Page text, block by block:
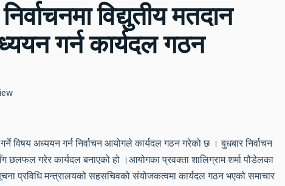
विद्युतीय मतदान
गर्न कार्यदल गठन
विषय अध्ययन गर्न निर्वाचन आयोगले कार्यदल गठन गरेको छ । बुधबार निर्वाचन
गरेर कार्यदल बनाएको हो ।आयोगका प्रवक्ता शालिग्राम शर्मा पौडेलका
प्रविधि मन्त्रालयको सहसचिवको संयोजकत्वमा कार्यदल गठन भएको समाचार